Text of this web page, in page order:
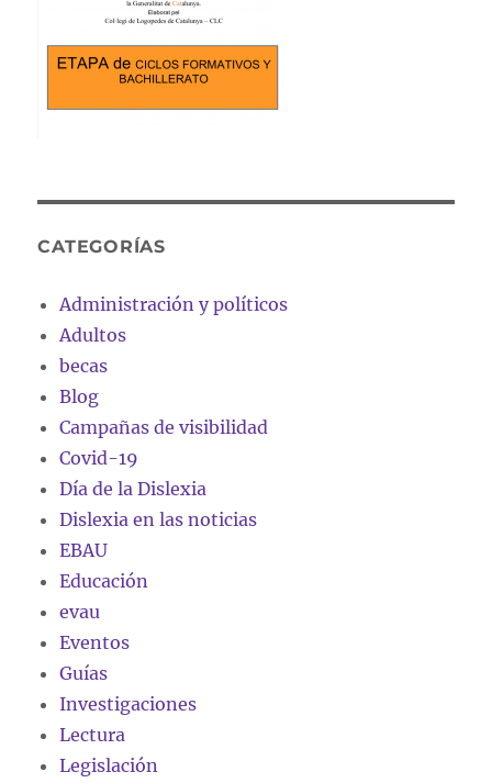
CATEGORÍAS
Administración y políticos
Adultos
becas
Blog
Campañas de visibilidad
Covid-19
Día de la Dislexia
Dislexia en las noticias
EBAU
Educación
evau
Eventos
Guías
Investigaciones
Lectura
Legislación